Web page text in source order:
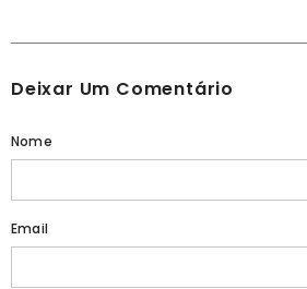
Deixar Um Comentário
Nome
Email